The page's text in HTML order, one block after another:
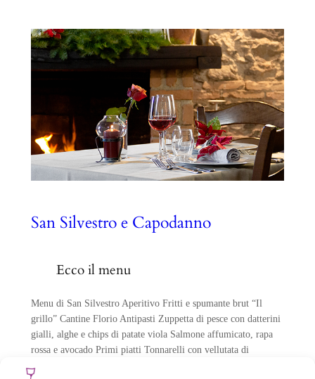
San Silvestro e Capodanno
Ecco il menu
Menu di San Silvestro Aperitivo Fritti e spumante brut “Il
grillo” Cantine Florio Antipasti Zuppetta di pesce con datterini
gialli, alghe e chips di patate viola Salmone affumicato, rapa
rossa e avocado Primi piatti Tonnarelli con vellutata di
broccoli, gamberetti dello Jonio e salsa allo zafferano calabrese